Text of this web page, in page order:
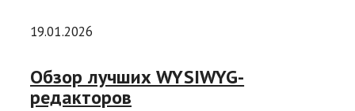
19.01.2026
Обзор лучших WYSIWYG-
редакторов